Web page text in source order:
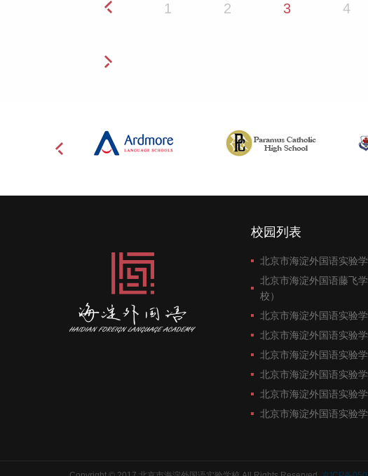
1 2 3 4
校园列表
北京市海淀外国语实验
北京市海淀外国语藤飞
校）
北京市海淀外国语实验
北京市海淀外国语实验
北京市海淀外国语实验
北京市海淀外国语实验
北京市海淀外国语实验
北京市海淀外国语实验